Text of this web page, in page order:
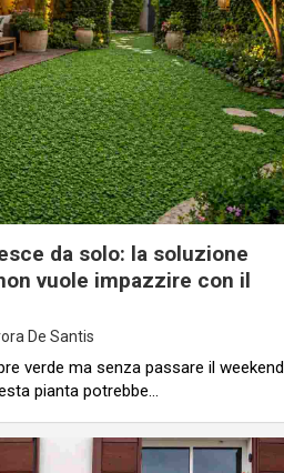
da solo: la soluzione
vuole impazzire con il
De Santis
verde ma senza passare il weekend
pianta potrebbe…